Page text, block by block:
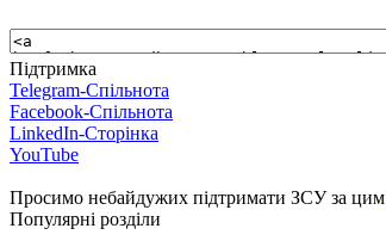
Підтримка
Telegram-Спільнота
Facebook-Спільнота
LinkedIn-Сторінка
YouTube
Просимо небайдужих підтримати ЗСУ за цим
Популярні розділи